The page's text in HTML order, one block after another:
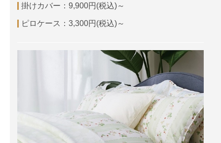
掛けカバー：9,900円(税込)～
ピロケース：3,300円(税込)～